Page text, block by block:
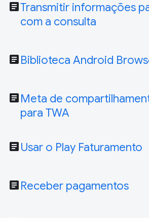
articleTransmitir informações
com a consulta
article Biblioteca Android
article Meta de
para TWA
article Usar o Play Faturamento
article Receber pagamentos